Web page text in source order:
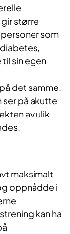
større
som
til sin egen
det samme.
ser på akutte
av ulik
maksimalt
oppnådde i
kan ha